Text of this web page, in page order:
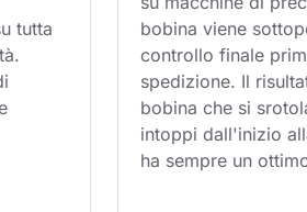
tutta
bobina viene
controllo finale
spedizione. Il
bobina che si
intoppi dall'inizio
ha sempre un